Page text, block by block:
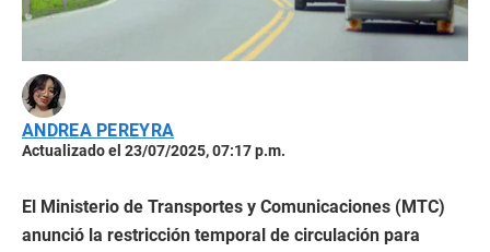
ANDREA PEREYRA
Actualizado el 23/07/2025, 07:17 p.m.
El Ministerio de Transportes y Comunicaciones (MTC)
anunció la restricción temporal de circulación para